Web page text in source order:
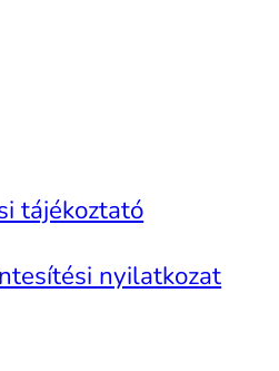
tájékoztató
nyilatkozat